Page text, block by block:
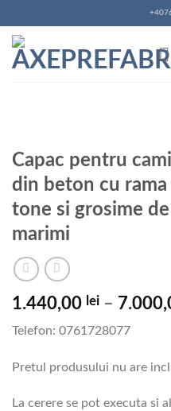
to
content
Capac pentru
din beton cu
tone si grosime
marimi
1.440,00 lei –
Telefon: 0761728077
Pretul produsului nu are
La cerere se pot executa si